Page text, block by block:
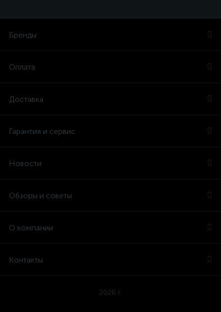
Бренды
Оплата
Доставка
Гарантия и сервис
Новости
Обзоры и советы
О компании
Контакты
2026 г.